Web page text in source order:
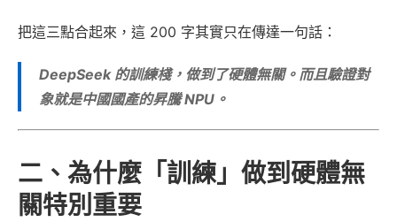
把這三點合起來，這 200 字其實只在傳達一句話：
DeepSeek 的訓練棧，做到了硬體無關。而且驗證對
象就是中國國產的昇騰 NPU。
二、為什麼「訓練」做到硬體無
關特別重要